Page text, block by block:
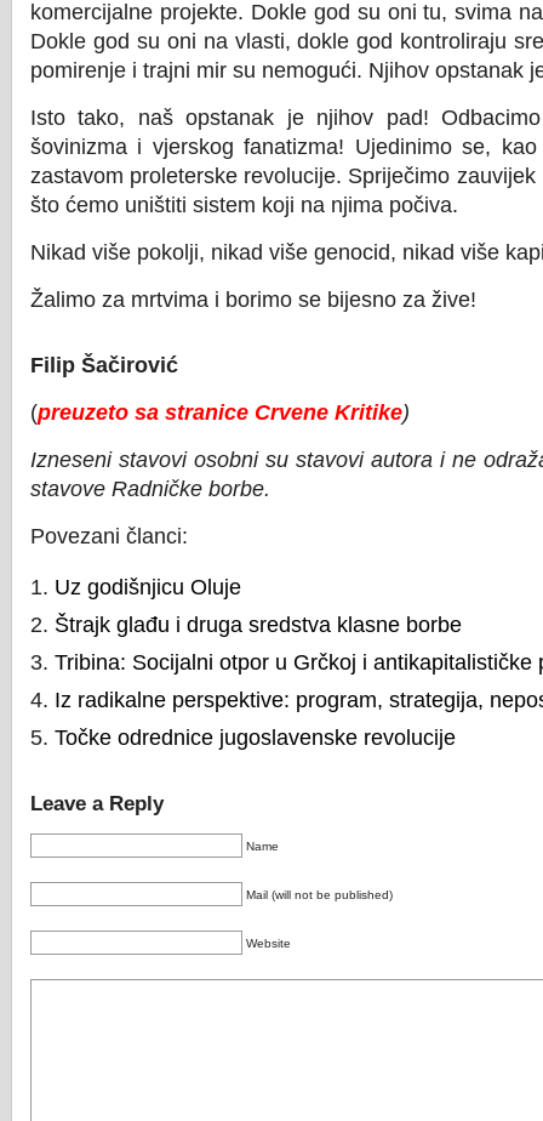
komercijalne projekte. Dokle god su oni tu, svima
Dokle god su oni na vlasti, dokle god kontroliraju
pomirenje i trajni mir su nemogući. Njihov opstanak
Isto tako, naš opstanak je njihov pad!
šovinizma i vjerskog fanatizma! Ujedinimo se,
zastavom proleterske revolucije. Spriječimo
što ćemo uništiti sistem koji na njima počiva.
Nikad više pokolji, nikad više genocid, nikad više
Žalimo za mrtvima i borimo se bijesno za žive!
Filip Šačirović
(preuzeto sa stranice Crvene Kritike)
Izneseni stavovi osobni su stavovi autora i ne
stavove Radničke borbe.
Povezani članci:
Uz godišnjicu Oluje
Štrajk glađu i druga sredstva klasne borbe
Tribina: Socijalni otpor u Grčkoj i antikapitalističke
Iz radikalne perspektive: program, strategija,
Točke odrednice jugoslavenske revolucije
Leave a Reply
Name
Mail (will not be published)
Website